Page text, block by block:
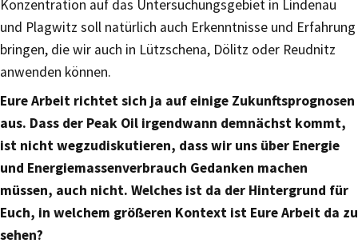
Konzentration auf das Untersuchungsgebiet in Lindenau
und Plagwitz soll natürlich auch Erkenntnisse und Erfahrung
bringen, die wir auch in Lützschena, Dölitz oder Reudnitz
anwenden können.
Eure Arbeit richtet sich ja auf einige Zukunftsprognosen
aus. Dass der Peak Oil irgendwann demnächst kommt,
ist nicht wegzudiskutieren, dass wir uns über Energie
und Energiemassenverbrauch Gedanken machen
müssen, auch nicht. Welches ist da der Hintergrund für
Euch, in welchem größeren Kontext ist Eure Arbeit da zu
sehen?